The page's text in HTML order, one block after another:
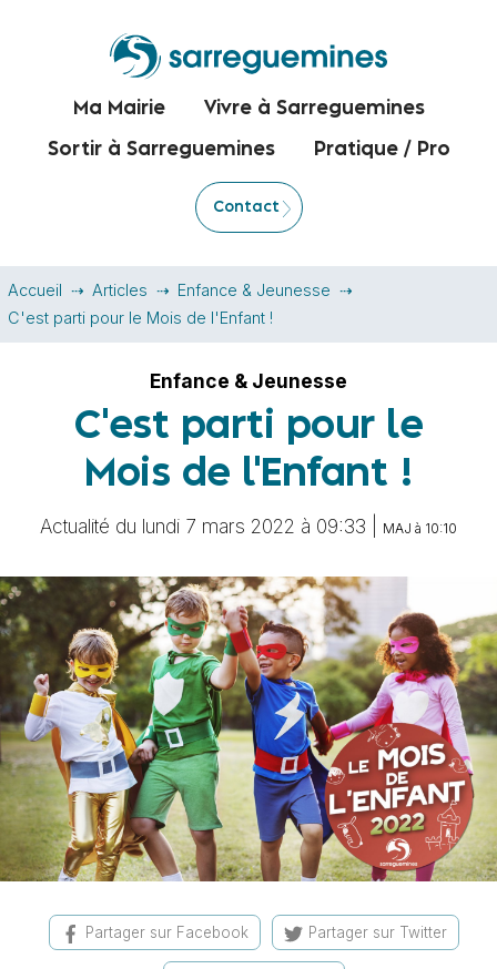
Ma Mairie Vivre à Sarreguemines
Sortir à Sarreguemines Pratique / Pro
Contact
Accueil Articles
Enfance & Jeunesse
C'est parti pour le Mois de l'Enfant !
Enfance & Jeunesse
C'est parti pour le
Mois de l'Enfant !
Actualité du lundi 7 mars 2022 à 09:33 | MAJ à 10:10
Partager sur Facebook Partager sur Twitter